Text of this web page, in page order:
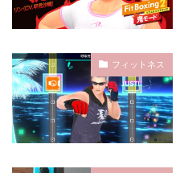
フィットネス